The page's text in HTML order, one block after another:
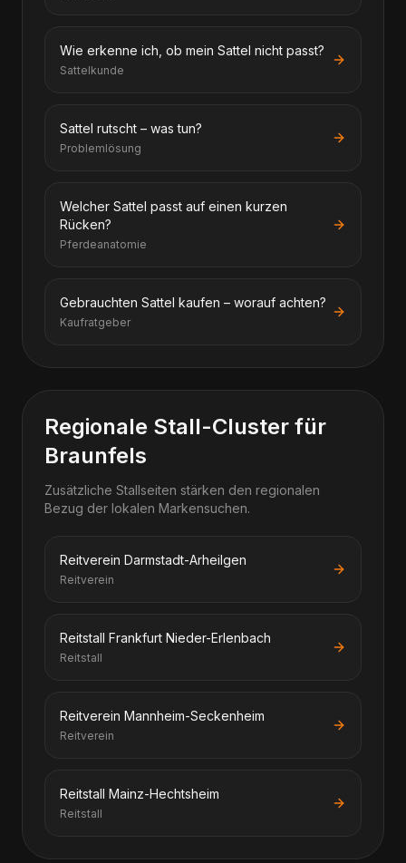
Wie erkenne ich, ob mein Sattel nicht passt?
Sattelkunde
Sattel rutscht – was tun?
Problemlösung
Welcher Sattel passt auf einen kurzen
Rücken?
Pferdeanatomie
Gebrauchten Sattel kaufen – worauf achten?
Kaufratgeber
Regionale Stall-Cluster für
Braunfels
Zusätzliche Stallseiten stärken den regionalen
Bezug der lokalen Markensuchen.
Reitverein Darmstadt-Arheilgen
Reitverein
Reitstall Frankfurt Nieder-Erlenbach
Reitstall
Reitverein Mannheim-Seckenheim
Reitverein
Reitstall Mainz-Hechtsheim
Reitstall